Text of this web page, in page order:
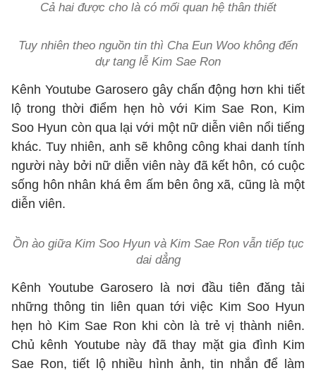
Cả hai được cho là có mối quan hệ thân thiết
Tuy nhiên theo nguồn tin thì Cha Eun Woo không đến
dự tang lễ Kim Sae Ron
Kênh Youtube Garosero gây chấn động hơn khi tiết
lộ trong thời điểm hẹn hò với Kim Sae Ron, Kim
Soo Hyun còn qua lại với một nữ diễn viên nổi tiếng
khác. Tuy nhiên, anh sẽ không công khai danh tính
người này bởi nữ diễn viên này đã kết hôn, có cuộc
sống hôn nhân khá êm ấm bên ông xã, cũng là một
diễn viên.
Ồn ào giữa Kim Soo Hyun và Kim Sae Ron vẫn tiếp tục
dai dẳng
Kênh Youtube Garosero là nơi đầu tiên đăng tải
những thông tin liên quan tới việc Kim Soo Hyun
hẹn hò Kim Sae Ron khi còn là trẻ vị thành niên.
Chủ kênh Youtube này đã thay mặt gia đình Kim
Sae Ron, tiết lộ nhiều hình ảnh, tin nhắn để làm